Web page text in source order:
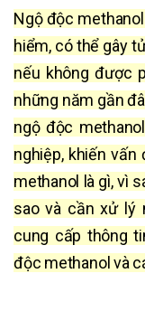
Ngộ độc
hiểm, có thể gây
nếu không được
những năm gần
ngộ độc
nghiệp, khiến vấn
methanol là gì, vì
sao và cần xử lý
cung cấp thông
độc methanol và